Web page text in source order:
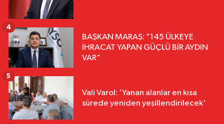
BAŞKAN MARAŞ: "145 ÜLKEYE
İHRACAT YAPAN GÜÇLÜ BİR AYDIN
VAR"
4
Vali Varol: 'Yanan alanlar en kısa
sürede yeniden yeşillendirilecek'
5